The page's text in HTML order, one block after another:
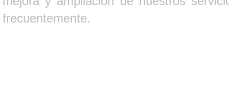
frecuentemente.